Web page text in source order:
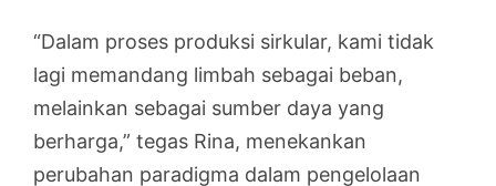
“Dalam proses produksi sirkular, kami tidak
lagi memandang limbah sebagai beban,
melainkan sebagai sumber daya yang
berharga,” tegas Rina, menekankan
perubahan paradigma dalam pengelolaan